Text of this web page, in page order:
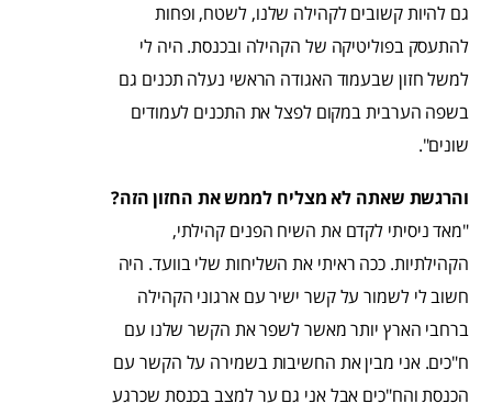
גם להיות קשובים לקהילה שלנו, לשטח, ופחות
להתעסק בפוליטיקה של הקהילה ובכנסת. היה לי
למשל חזון שבעמוד האגודה הראשי נעלה תכנים גם
בשפה הערבית במקום לפצל את התכנים לעמודים
שונים".
והרגשת שאתה לא מצליח לממש את החזון הזה?
"מאד ניסיתי לקדם את השיח הפנים קהילתי,
הקהילתיות. ככה ראיתי את השליחות שלי בוועד. היה
חשוב לי לשמור על קשר ישיר עם ארגוני הקהילה
ברחבי הארץ יותר מאשר לשפר את הקשר שלנו עם
ח"כים. אני מבין את החשיבות בשמירה על הקשר עם
הכנסת והח"כים אבל אני גם ער למצב בכנסת שכרגע